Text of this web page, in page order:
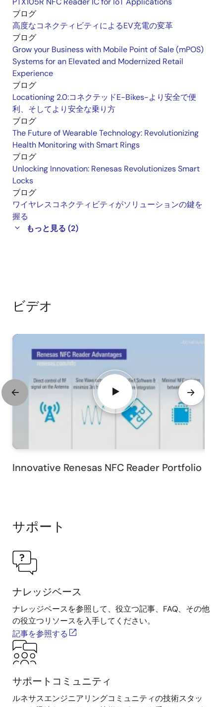
ブログ
高度なコネクティビティによるEV充電の変革
ブログ
Grow your Business with Mobile Point of Sale (mPOS)
Systems for an Elevated and Modernized Retail
Experience
ブログ
Locationing 2.0:コネクテッドE-Bikes-より安全で便
利、そしてより安全な乗り方
ブログ
The Future of Wearable Technology: Revolutionizing
Health Monitoring with Smart Rings
ブログ
Unlocking Innovation: Renesas Revolutionizes Smart
Locks
ブログ
ワイヤレスコネクティビティがソリューションの鍵を
握る
もっと見る (2)
ビデオ
Innovative Renesas NFC Reader Portfolio
サポート
ナレッジベース
ナレッジベースを参照して、役立つ記事、FAQ、その他
の役立つリソースを入手してください。
記事を参照する
サポートコミュニティ
ルネサスエンジニアリングコミュニティの技術スタッ